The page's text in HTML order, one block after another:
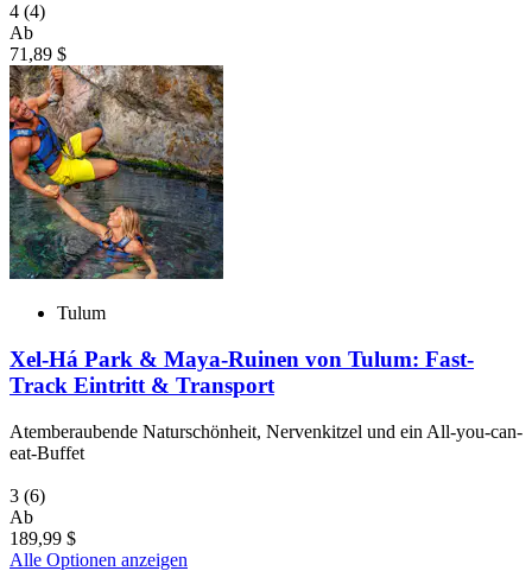
4 (4)
Ab
71,89 $
Tulum
Xel-Há Park & Maya-Ruinen von Tulum: Fast-
Track Eintritt & Transport
Atemberaubende Naturschönheit, Nervenkitzel und ein All-you-can-
eat-Buffet
3 (6)
Ab
189,99 $
Alle Optionen anzeigen